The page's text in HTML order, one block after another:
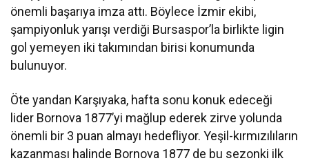
önemli başarıya imza attı. Böylece İzmir ekibi,
şampiyonluk yarışı verdiği Bursaspor’la birlikte ligin
gol yemeyen iki takımından birisi konumunda
bulunuyor.
Öte yandan Karşıyaka, hafta sonu konuk edeceği
lider Bornova 1877’yi mağlup ederek zirve yolunda
önemli bir 3 puan almayı hedefliyor. Yeşil-kırmızılıların
kazanması halinde Bornova 1877 de bu sezonki ilk